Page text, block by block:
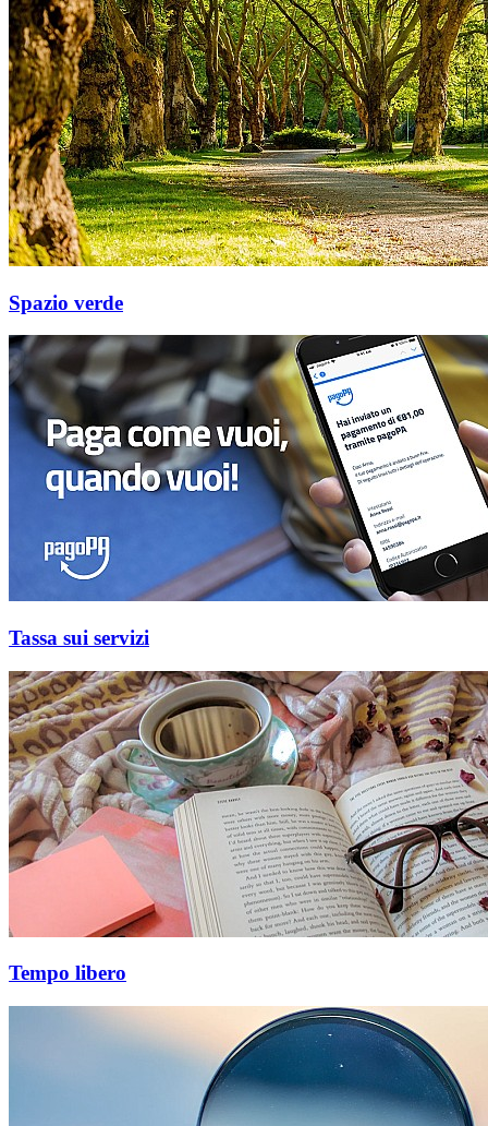
Spazio verde
Tassa sui servizi
Tempo libero